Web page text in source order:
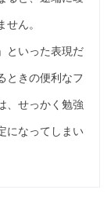
ん。
といった表現だ
ときの便利なフ
、せっかく勉強
になってしまい